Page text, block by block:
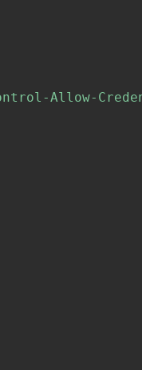
Allow-